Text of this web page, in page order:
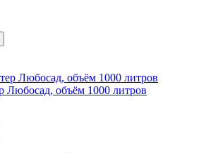
Любосад, объём 1000 литров